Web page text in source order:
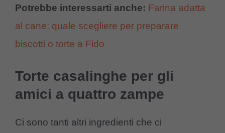
Potrebbe interessarti anche: Farina adatta
al cane: quale scegliere per preparare
biscotti o torte a Fido
Torte casalinghe per gli
amici a quattro zampe
Ci sono tanti altri ingredienti che ci